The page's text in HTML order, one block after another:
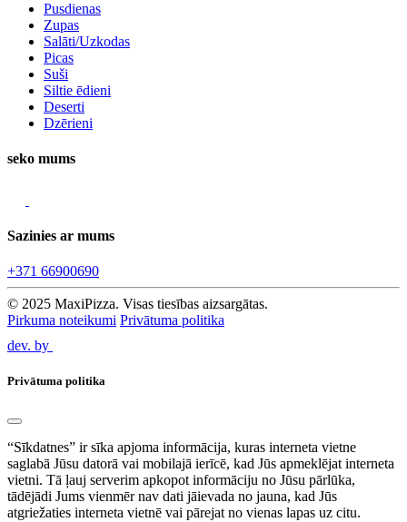
Pusdienas
Zupas
Salāti/Uzkodas
Picas
Suši
Siltie ēdieni
Deserti
Dzērieni
seko mums
Sazinies ar mums
+371 66900690
© 2025 MaxiPizza. Visas tiesības aizsargātas.
Pirkuma noteikumi Privātuma politika
dev. by
Privātuma politika
“Sīkdatnes” ir sīka apjoma informācija, kuras interneta vietne
saglabā Jūsu datorā vai mobilajā ierīcē, kad Jūs apmeklējat interneta
vietni. Tā ļauj serverim apkopot informāciju no Jūsu pārlūka,
tādējādi Jums vienmēr nav dati jāievada no jauna, kad Jūs
atgriežaties interneta vietnē vai pārejat no vienas lapas uz citu.